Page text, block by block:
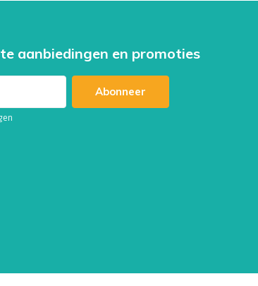
aanbiedingen en promoties
Abonneer